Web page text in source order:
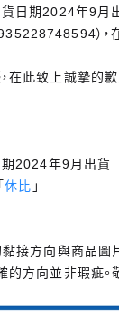
日期2024年9月
4935228748594）
在此致上誠摯的
2024年9月出貨
休比 」
黏接方向與商品圖
方向並非瑕疵。